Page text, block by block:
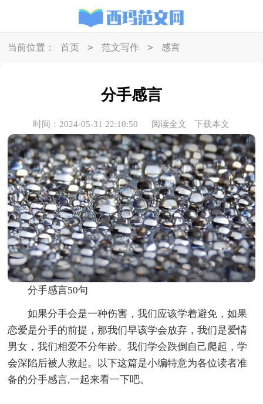
当前位置： 首页 > 范文写作 > 感言
分手感言
时间：2024-05-31 22:10:50 阅读全文 下载本文
分手感言50句
如果分手会是一种伤害，我们应该学着避免，如果
恋爱是分手的前提，那我们早该学会放弃，我们是爱情
男女，我们相爱不分年龄。我们学会跌倒自己爬起，学
会深陷后被人救起。以下这篇是小编特意为各位读者准
备的分手感言,一起来看一下吧。